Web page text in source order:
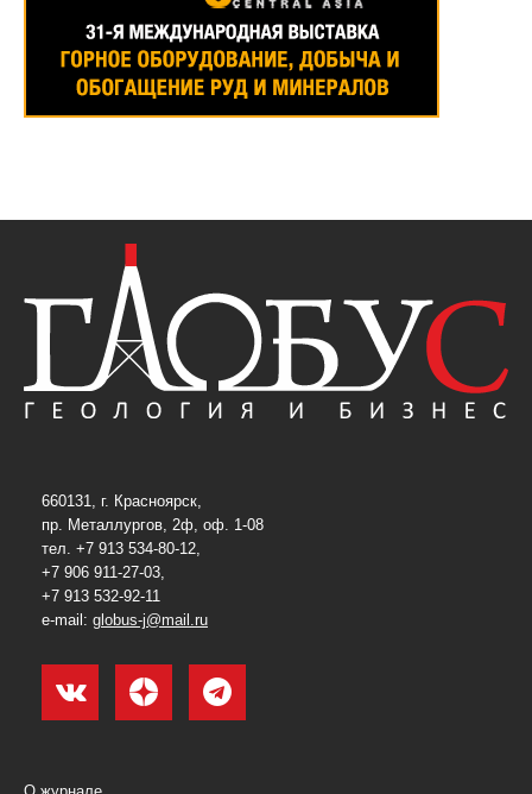
660131, г. Красноярск,
пр. Металлургов, 2ф, оф. 1-08
тел. +7 913 534-80-12,
+7 906 911-27-03,
+7 913 532-92-11
e-mail: globus-j@mail.ru